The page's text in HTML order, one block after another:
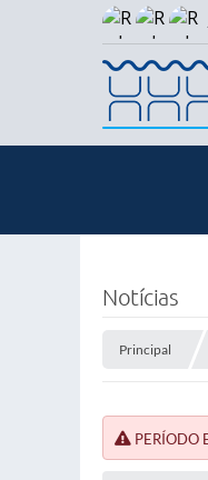
Notícias
Principal
PERÍODO